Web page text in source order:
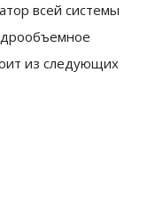
всей системы
из следующих